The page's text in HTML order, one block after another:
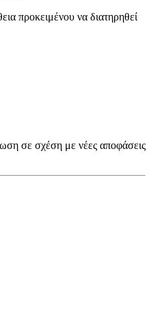
προκειμένου να διατηρηθεί
σε σχέση με νέες αποφάσεις